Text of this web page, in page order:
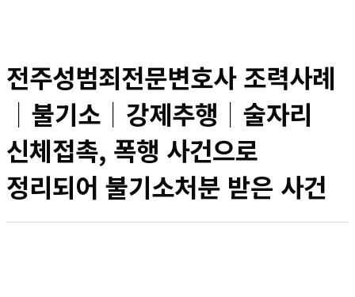
전주성범죄전문변호사 조력사례
│불기소│강제추행│술자리
신체접촉, 폭행 사건으로
정리되어 불기소처분 받은 사건